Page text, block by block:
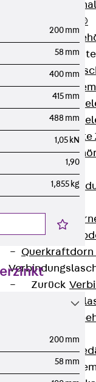
RAPIDOBAT®
Schalrohre
Zurück
Zurück
Querkraftdorn
Zurück
Zurück
200 mm
58 mm
400 mm
415 mm
488 mm
1,05 kN
1,90
1,855 kg
200 mm
58 mm